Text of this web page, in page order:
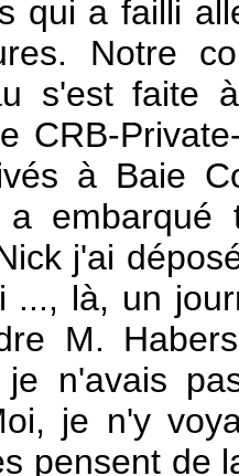
qui a failli
Notre
s'est faite
CRB-
à Baie
embarqué
j'ai
..., là, un
M.
n'avais
je n'y
pensent de